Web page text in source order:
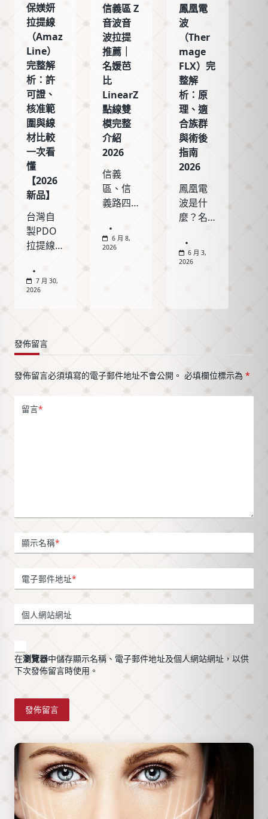
保媄妍
拉提線
（Amaz
Line）
完整解
析：許
可證、
核准範
圍與線
材比較
一次看
懂
【2026
新品】
台灣自
製PDO
拉提線
媄妍拉
提線」
衛生福
療器材
許可
證。本
上市後
安全監
視現
及與常
見PDO
線材
（如玫
瑰線、
的差異
比較，
在諮詢
前先掌
資訊，
避免被
廠商行
銷話術
誤導。
7 月 30,
2026
信義區 Z
音波音
波拉提
推薦｜
名媛芭
比
LinearZ
點線雙
模完整
介紹
2026
信義
區、信
義路四
音波音
波拉
LinearZ（衛
部醫器
036813
號），
北信義
安和、
達，一
小時療
復期，
天可正
交。預
7713-
6088。
6 月 8,
2026
鳳凰電
波
（Ther
mage
FLX）完
整解
析：原
理、適
合族群
與術後
指南
2026
鳳凰電
波是什
麼？名
醫美整
理第四
統、適
何讓膠
原蛋白
你預約
前把問
6 月 3,
2026
發佈留言
發佈留言必須填寫的電子郵件地址不會公開。 必填欄位標示為 *
留言*
顯示名稱*
電子郵件地址*
個人網站網址
在瀏覽器中儲存顯示名稱、電子郵件地址及個人網站網址，以供
下次發佈留言時使用。